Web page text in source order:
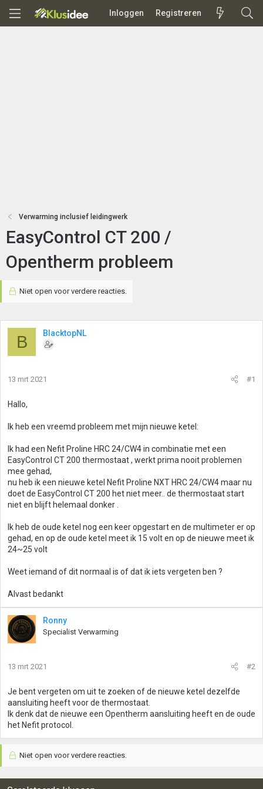
Inloggen Registreren
Verwarming inclusief leidingwerk
EasyControl CT 200 /
Opentherm probleem
Niet open voor verdere reacties.
B BlacktopNL
13 mrt 2021 #1
Hallo,
Ik heb een vreemd probleem met mijn nieuwe ketel:
Ik had een Nefit Proline HRC 24/CW4 in combinatie met een
EasyControl CT 200 thermostaat , werkt prima nooit problemen
mee gehad,
nu heb ik een nieuwe ketel Nefit Proline NXT HRC 24/CW4 maar nu
doet de EasyControl CT 200 het niet meer.. de thermostaat start
niet en blijft helemaal donker .
Ik heb de oude ketel nog een keer opgestart en de multimeter er op
gehad, en op de oude ketel meet ik 15 volt en op de nieuwe meet ik
24~25 volt
Weet iemand of dit normaal is of dat ik iets vergeten ben ?
Alvast bedankt
Ronny
Specialist Verwarming
13 mrt 2021 #2
Je bent vergeten om uit te zoeken of de nieuwe ketel dezelfde
aansluiting heeft voor de thermostaat.
Ik denk dat de nieuwe een Opentherm aansluiting heeft en de oude
het Nefit protocol.
Niet open voor verdere reacties.